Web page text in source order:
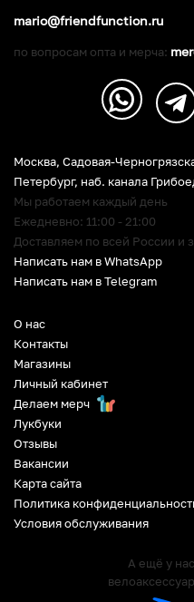
О нас
Контакты
Магазины
Личный кабинет
Делаем мерч
Лукбуки
Отзывы
Вакансии
Карта сайта
Политика
Условия обслуживания
А ещё у
Москва, Садовая-
Петербург, наб. канала
Мы работаем каждый день
Ежедневно: 11:00 - 21:00
Доставляем по всей России и
Написать нам в WhatsApp
Написать нам в Telegram
mario@friendfunction.ru
по вопросам опта и мерча: